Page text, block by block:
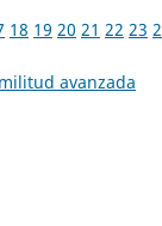
18 19 20 21 22 23
avanzada